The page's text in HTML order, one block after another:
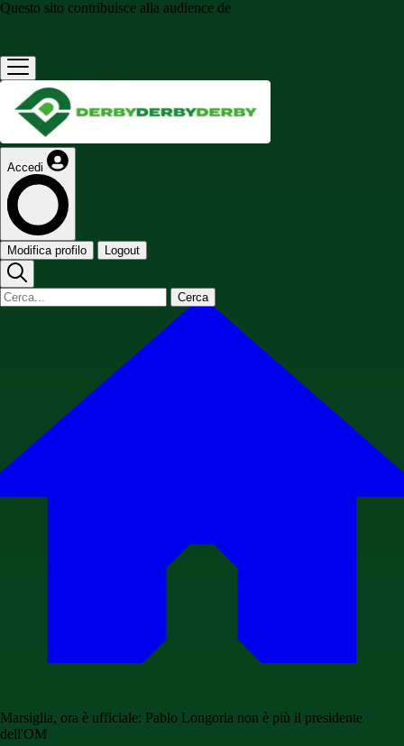
Questo sito contribuisce alla audience de
Accedi
Modifica profilo Logout
Cerca
Marsiglia, ora è ufficiale: Pablo Longoria non è più il presidente
dell'OM